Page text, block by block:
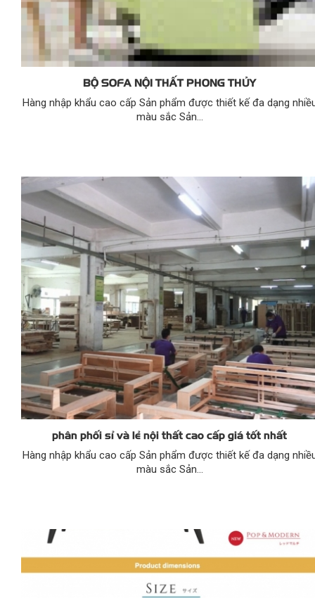
BỘ SOFA NỘI THẤT PHONG THỦY
Hàng nhập khẩu cao cấp Sản phẩm được thiết kế đa dạng
màu sắc Sản...
phân phối sỉ và lẻ nội thất cao cấp giá tốt nhất
Hàng nhập khẩu cao cấp Sản phẩm được thiết kế đa dạng
màu sắc Sản...